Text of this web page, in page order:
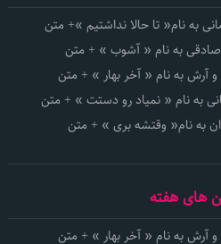
به نام« تا حالا نداشتیم »+ متن
صادقی به نام « آشوب » + متن
آرش به نام « آخر بهار » + متن
به نام « نمیاد رو دستت » + متن
به نام« وقتشه بری » + متن
های هفته
آرش به نام « آخر بهار » + متن